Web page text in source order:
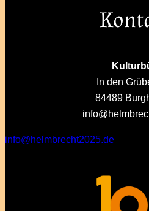
In den
84489
info@helmbrecht2025.de